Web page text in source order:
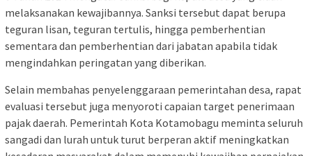
melaksanakan kewajibannya. Sanksi tersebut dapat berupa
teguran lisan, teguran tertulis, hingga pemberhentian
sementara dan pemberhentian dari jabatan apabila tidak
mengindahkan peringatan yang diberikan.
Selain membahas penyelenggaraan pemerintahan desa, rapat
evaluasi tersebut juga menyoroti capaian target penerimaan
pajak daerah. Pemerintah Kota Kotamobagu meminta seluruh
sangadi dan lurah untuk turut berperan aktif meningkatkan